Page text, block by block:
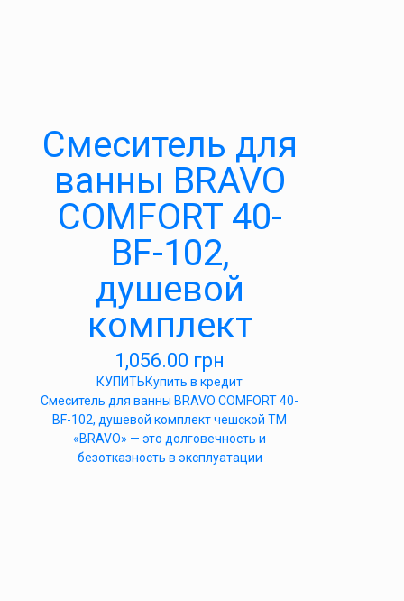
Cмеситель для
ванны BRAVO
COMFORT 40-
BF-102,
душевой
комплект
1,056.00 грн
КУПИТЬКупить в кредит
Cмеситель для ванны BRAVO COMFORT 40-
BF-102, душевой комплект чешской ТМ
«BRAVO» — это долговечность и
безотказность в эксплуатации